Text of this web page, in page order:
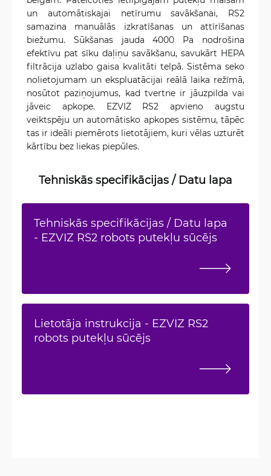
un automātiskajai netīrumu savākšanai, RS2
samazina manuālās izkratīšanas un attīrīšanas
biežumu. Sūkšanas jauda 4000 Pa nodrošina
efektīvu pat sīku daļiņu savākšanu, savukārt HEPA
filtrācija uzlabo gaisa kvalitāti telpā. Sistēma seko
nolietojumam un ekspluatācijai reālā laika režīmā,
nosūtot paziņojumus, kad tvertne ir jāuzpilda vai
jāveic apkope. EZVIZ RS2 apvieno augstu
veiktspēju un automātisko apkopes sistēmu, tāpēc
tas ir ideāli piemērots lietotājiem, kuri vēlas uzturēt
kārtību bez liekas piepūles.
Tehniskās specifikācijas / Datu lapa
Tehniskās specifikācijas / Datu lapa
- EZVIZ RS2 robots putekļu sūcējs
Lietotāja instrukcija - EZVIZ RS2
robots putekļu sūcējs